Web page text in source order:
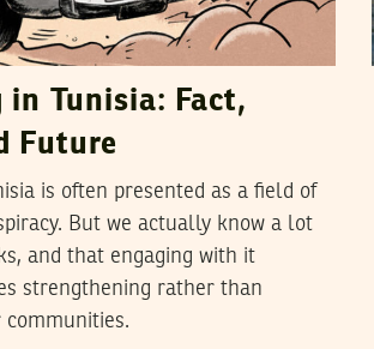
in Tunisia: Fact,
Future
is often presented as a field of
But we actually know a lot
and that engaging with it
strengthening rather than